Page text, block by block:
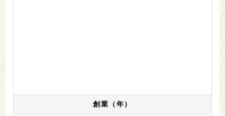
創業（年）